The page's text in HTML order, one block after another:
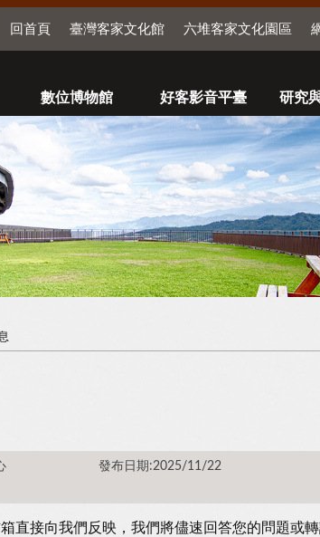
回首頁 臺灣客家文化館 六堆客家文化園區
數位博物館 好客影音平臺 研究
發布日期:2025/11/22
直接向我們反映，我們將儘速回答您的問題或